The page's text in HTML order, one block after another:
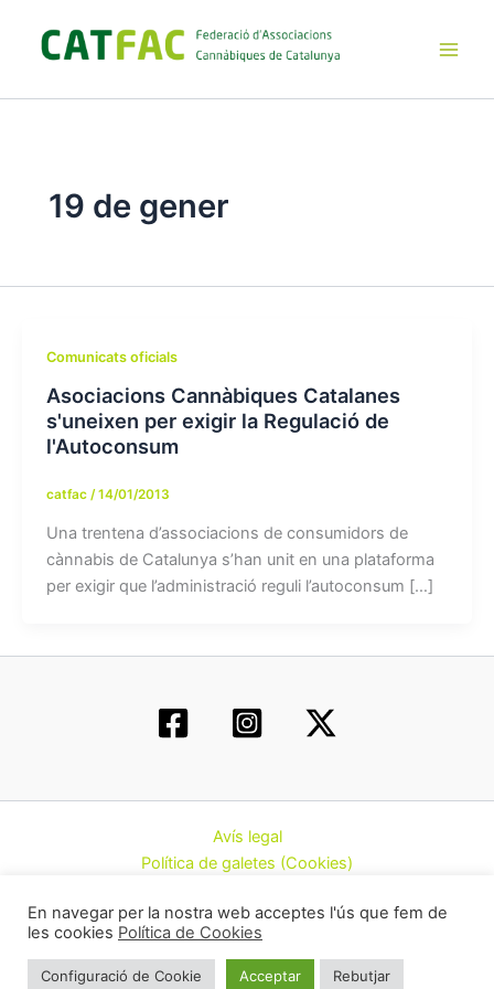
contenido
19 de gener
Comunicats oficials
Asociacions Cannàbiques Catalanes
s'uneixen per exigir la Regulació de
l'Autoconsum
catfac /14/01/2013
Una trentena d’associacions de consumidors de
cànnabis de Catalunya s’han unit en una plataforma
per exigir que l’administració reguli l’autoconsum […]
Avís legal
Política de galetes (Cookies)
Contacte
Cannàbiques de Catalunya (CatFAC)
En navegar per la nostra web acceptes l'ús que fem de
les cookies Política de Cookies
Configuració de Cookie Acceptar Rebutjar